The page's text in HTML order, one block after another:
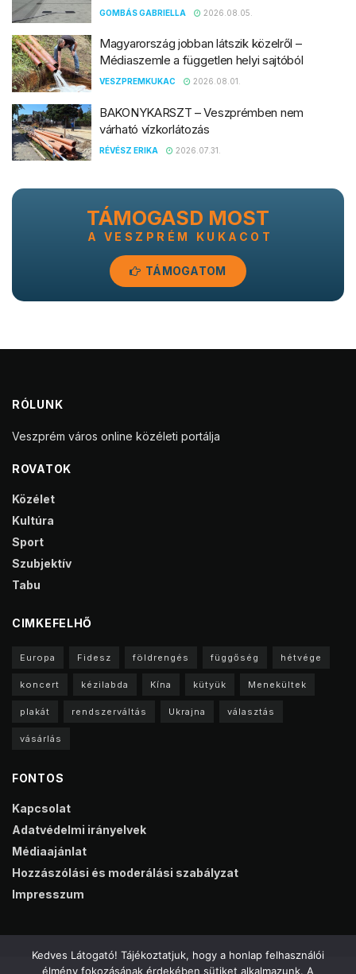
GOMBÁS GABRIELLA 2026.08.05.
Magyarország jobban látszik közelről –
Médiaszemle a független helyi sajtóból
VESZPREMKUKAC 2026.08.01.
BAKONYKARSZT – Veszprémben nem
várható vízkorlátozás
RÉVÉSZ ERIKA 2026.07.31.
TÁMOGASD MOST
A VESZPRÉM KUKACOT
TÁMOGATOM
RÓLUNK
Veszprém város online közéleti portálja
ROVATOK
Közélet
Kultúra
Sport
Szubjektív
Tabu
CIMKEFELHŐ
Europa Fidesz földrengés függőség hétvége
koncert kézilabda Kína kütyük Menekültek
plakát rendszerváltás Ukrajna választás
vásárlás
FONTOS
Kapcsolat
Adatvédelmi irányelvek
Médiaajánlat
Hozzászólási és moderálási szabályzat
Impresszum
Kedves Látogató! Tájékoztatjuk, hogy a honlap felhasználói
élmény fokozásának érdekében sütiket alkalmazunk. A